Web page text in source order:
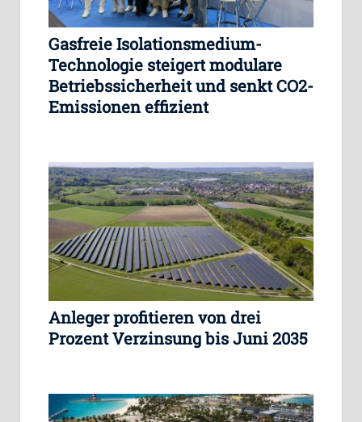
Gasfreie Isolationsmedium-
Technologie steigert modulare
Betriebssicherheit und senkt CO2-
Emissionen effizient
Anleger profitieren von drei
Prozent Verzinsung bis Juni 2035